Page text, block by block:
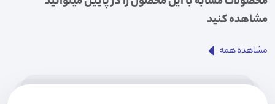
مشاهده کنید
مشاهده همه